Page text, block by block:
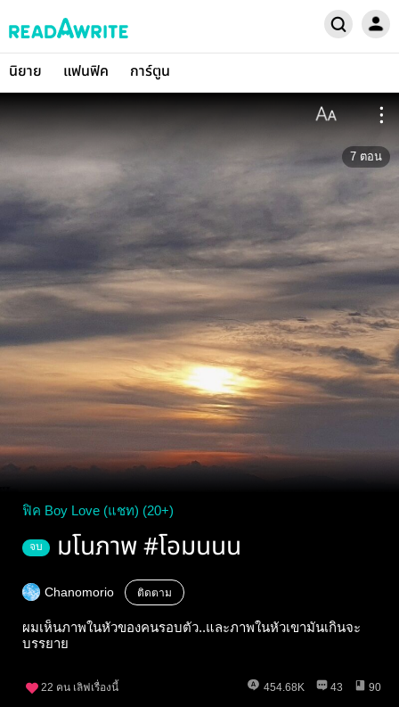
นิยาย แฟนฟิค การ์ตูน
7 ตอน
ฟิค Boy Love (แชท) (20+)
จบ มโนภาพ #โอมนนน
Chanomorio ติดตาม
ผมเห็นภาพในหัวของคนรอบตัว..และภาพในหัวเขามันเกินจะ
บรรยาย
22 คน เลิฟเรื่องนี้ 454.68K 43 90